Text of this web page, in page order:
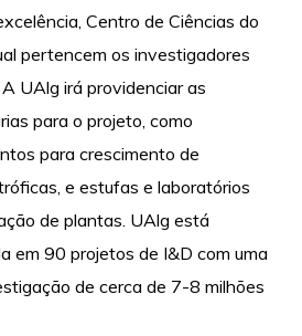
Centro de Ciências do
pertencem os investigadores
UAlg irá providenciar as
para o projeto, como
para crescimento de
e estufas e laboratórios
de plantas. UAlg está
em 90 projetos de I&D com uma
de cerca de 7-8 milhões